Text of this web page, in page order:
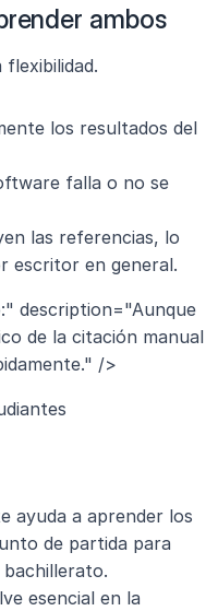
ambos
los resultados del
falla o no se
las referencias, lo
escritor en general.
description="Aunque
de la citación manual
/>
ayuda a aprender los
de partida para
esencial en la